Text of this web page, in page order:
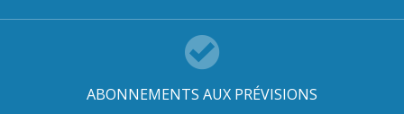
ABONNEMENTS AUX PRÉVISIONS